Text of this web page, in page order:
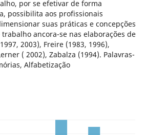
por se efetivar de forma
possibilita aos profissionais
suas práticas e concepções
ancora-se nas elaborações de
2003), Freire (1983, 1996),
( 2002), Zabalza (1994). Palavras-
Alfabetização